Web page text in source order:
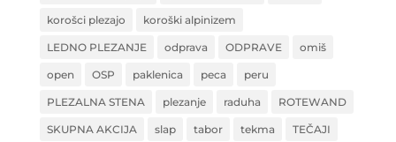
korošci plezajo koroški alpinizem
LEDNO PLEZANJE odprava ODPRAVE omiš
open OSP paklenica peca peru
PLEZALNA STENA plezanje raduha ROTEWAND
SKUPNA AKCIJA slap tabor tekma TEČAJI